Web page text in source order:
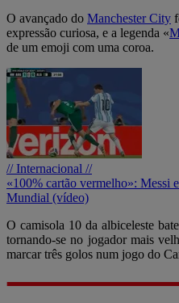
O avançado do Manchester City
expressão curiosa, e a legenda «
de um emoji com uma coroa.
// Internacional //
«100% cartão vermelho»: Messi
Mundial (vídeo)
O camisola 10 da albiceleste
tornando-se no jogador mais
marcar três golos num jogo do